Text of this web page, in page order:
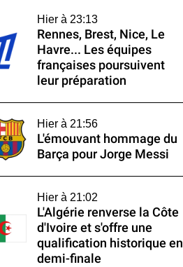
Hier à 23:13
Rennes, Brest, Nice, Le
Havre... Les équipes
françaises poursuivent
leur préparation
Hier à 21:56
L'émouvant hommage du
Barça pour Jorge Messi
Hier à 21:02
L'Algérie renverse la Côte
d'Ivoire et s'offre une
qualification historique en
demi-finale